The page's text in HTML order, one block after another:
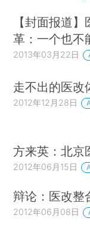
【封面报道
革：一个也不
2013年03月22日
走不出的医改
2012年12月28日
方来英：北京
2012年06月15日
辩论：医改整
2012年06月08日